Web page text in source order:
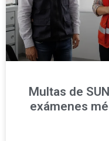
Multas de
exámenes